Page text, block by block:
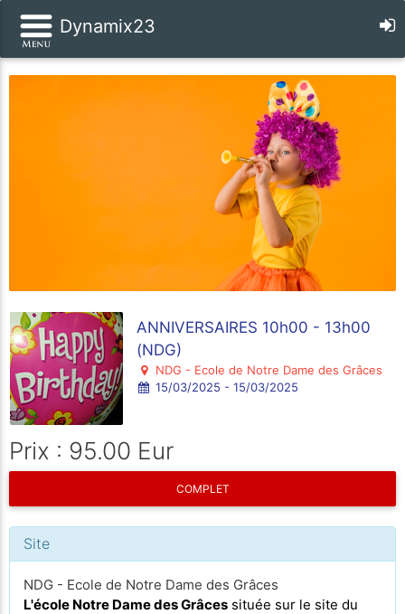
Dynamix23
ANNIVERSAIRES 10h00 - 13h00
(NDG)
NDG - Ecole de Notre Dame des Grâces
15/03/2025 - 15/03/2025
Prix : 95.00 Eur
COMPLET
Site
NDG - Ecole de Notre Dame des Grâces
L'école Notre Dame des Grâces située sur le site du